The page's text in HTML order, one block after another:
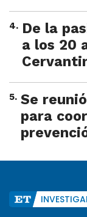
4. De la
a los 20
5. Se
para